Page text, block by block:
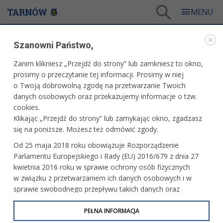
REPERTUAR KINA MILLENNIUM
19.07.2010, 09:22
Poniżej publikujemy repertuar kina Millennium na dni od 19
do 22 lipca.
PONIEDZIAŁEK
19 VII
14.00
16.00
18.00
20.00
SHREK FOREVER(USA, 15 zł.,96’)
(USA, 15 zł.,96’)
SHREK FOREVER(USA, 15 zł.,96’)
Szanowni Państwo,
Zanim klikniesz „Przejdź do strony” lub zamkniesz to okno,
prosimy o przeczytanie tej informacji. Prosimy w niej
o Twoją dobrowolną zgodę na przetwarzanie Twoich
danych osobowych oraz przekazujemy informacje o tzw.
cookies.
Klikając „Przejdź do strony” lub zamykając okno, zgadzasz
się na poniższe. Możesz też odmówić zgody.
Od 25 maja 2018 roku obowiązuje Rozporządzenie
Parlamentu Europejskiego i Rady (EU) 2016/679 z dnia 27
kwietnia 2016 roku w sprawie ochrony osób fizycznych
w związku z przetwarzaniem ich danych osobowych i w
sprawie swobodnego przepływu takich danych oraz
uchylenia dyrektywy 95/46/WE (określane jako RODO, GDPR
lub Ogólne Rozporządzenie o Ochronie Danych
PEŁNA INFORMACJA